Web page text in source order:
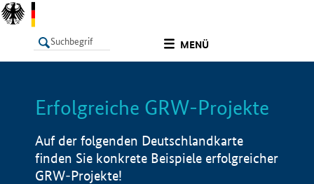
MENÜ
LISTE Info
Erfolgreiche GRW-Projekte
Auf der folgenden Deutschlandkarte
finden Sie konkrete Beispiele erfolgreicher
GRW-Projekte!